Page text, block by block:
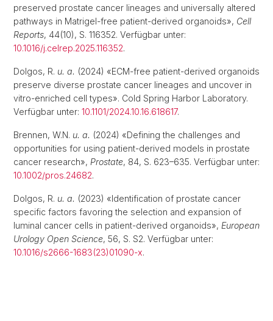
preserved prostate cancer lineages and universally altered
pathways in Matrigel-free patient-derived organoids», Cell
Reports, 44(10), S. 116352. Verfügbar unter:
10.1016/j.celrep.2025.116352.
Dolgos, R. u. a. (2024) «ECM-free patient-derived organoids
preserve diverse prostate cancer lineages and uncover in
vitro-enriched cell types». Cold Spring Harbor Laboratory.
Verfügbar unter: 10.1101/2024.10.16.618617.
Brennen, W.N. u. a. (2024) «Defining the challenges and
opportunities for using patient-derived models in prostate
cancer research», Prostate, 84, S. 623–635. Verfügbar unter:
10.1002/pros.24682.
Dolgos, R. u. a. (2023) «Identification of prostate cancer
specific factors favoring the selection and expansion of
luminal cancer cells in patient-derived organoids», European
Urology Open Science, 56, S. S2. Verfügbar unter:
10.1016/s2666-1683(23)01090-x.